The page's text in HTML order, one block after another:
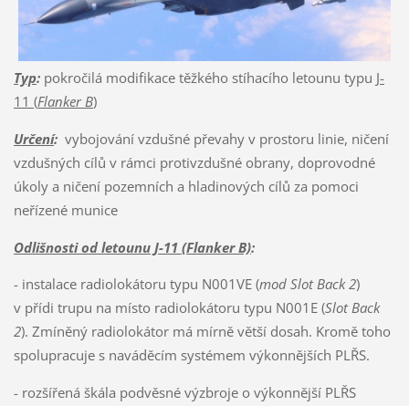
Typ:pokročilá modifikace těžkého stíhacího letounu typu J-
11 (Flanker B)
Určení:vybojování vzdušné převahy v prostoru linie, ničení
vzdušných cílů v rámci protivzdušné obrany, doprovodné
úkoly a ničení pozemních a hladinových cílů za pomoci
neřízené munice
Odlišnosti od letounu J-11 (Flanker B):
- instalace radiolokátoru typu N001VE (mod Slot Back 2)
v přídi trupu na místo radiolokátoru typu N001E (Slot Back
2). Zmíněný radiolokátor má mírně větší dosah. Kromě toho
spolupracuje s naváděcím systémem výkonnějších PLŘS.
- rozšířená škála podvěsné výzbroje o výkonnější PLŘS